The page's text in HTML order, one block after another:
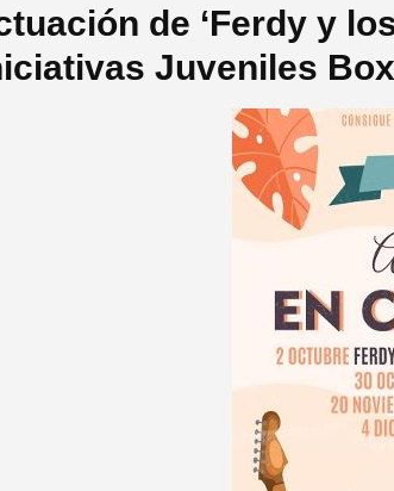
de ‘Ferdy y
Juveniles Box